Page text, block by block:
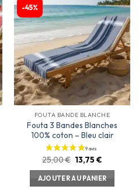
-45%
Ajouter
à la
liste
d’envies
FOUTA BANDE BLANCHE
Fouta 3 Bandes Blanches
100% coton – Bleu clair
25,00€ 13,75€
AJOUTER AU PANIER